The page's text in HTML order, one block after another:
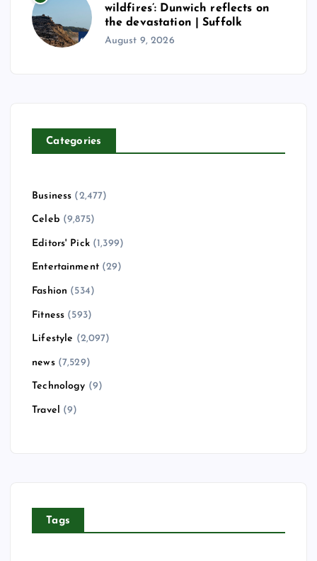
wildfires’: Dunwich reflects on
the devastation | Suffolk
August 9, 2026
Categories
Business (2,477)
Celeb (9,875)
Editors' Pick(1,399)
Entertainment(29)
Fashion (534)
Fitness (593)
Lifestyle (2,097)
news(7,529)
Technology (9)
Travel (9)
Tags